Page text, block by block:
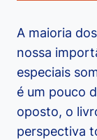
A maioria
nossa
especiais
é um pouco
oposto, o
perspectiva